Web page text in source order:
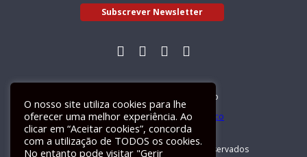
Subscrever Newsletter
Livro de Reclamações Electrónico
GALILEU 2026 © Todos os direitos reservados
O nosso site utiliza cookies para lhe
oferecer uma melhor experiência. Ao
clicar em “Aceitar cookies”, concorda
com a utilização de TODOS os cookies.
No entanto pode visitar "Gerir